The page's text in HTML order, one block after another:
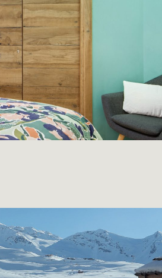
ENGLISH
DEUTSCH